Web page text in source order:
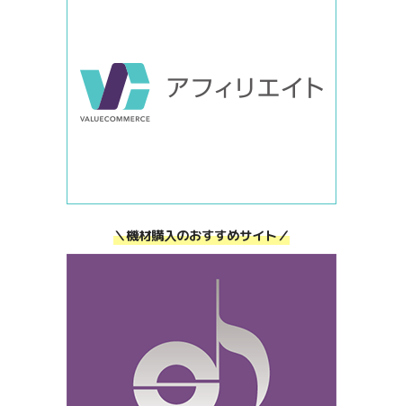
＼機材購入のおすすめサイト／